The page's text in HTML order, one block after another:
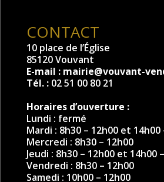
CONTACT
10 place de l’Église
85120 Vouvant
E-mail : mairie@vouvant-
Tél. : 02 51 00 80 21
Horaires d’ouverture :
Lundi : fermé
Mardi : 8h30 – 12h00 et 14h00
Mercredi : 8h30 – 12h00
Jeudi : 8h30 – 12h00 et 14h00
Vendredi : 8h30 – 12h00
Samedi : 10h00 – 12h00